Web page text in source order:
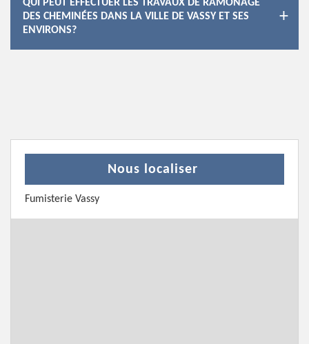
QUI PEUT EFFECTUER LES TRAVAUX DE RAMONAGE
DES CHEMINÉES DANS LA VILLE DE VASSY ET SES
ENVIRONS?
Nous localiser
Fumisterie Vassy